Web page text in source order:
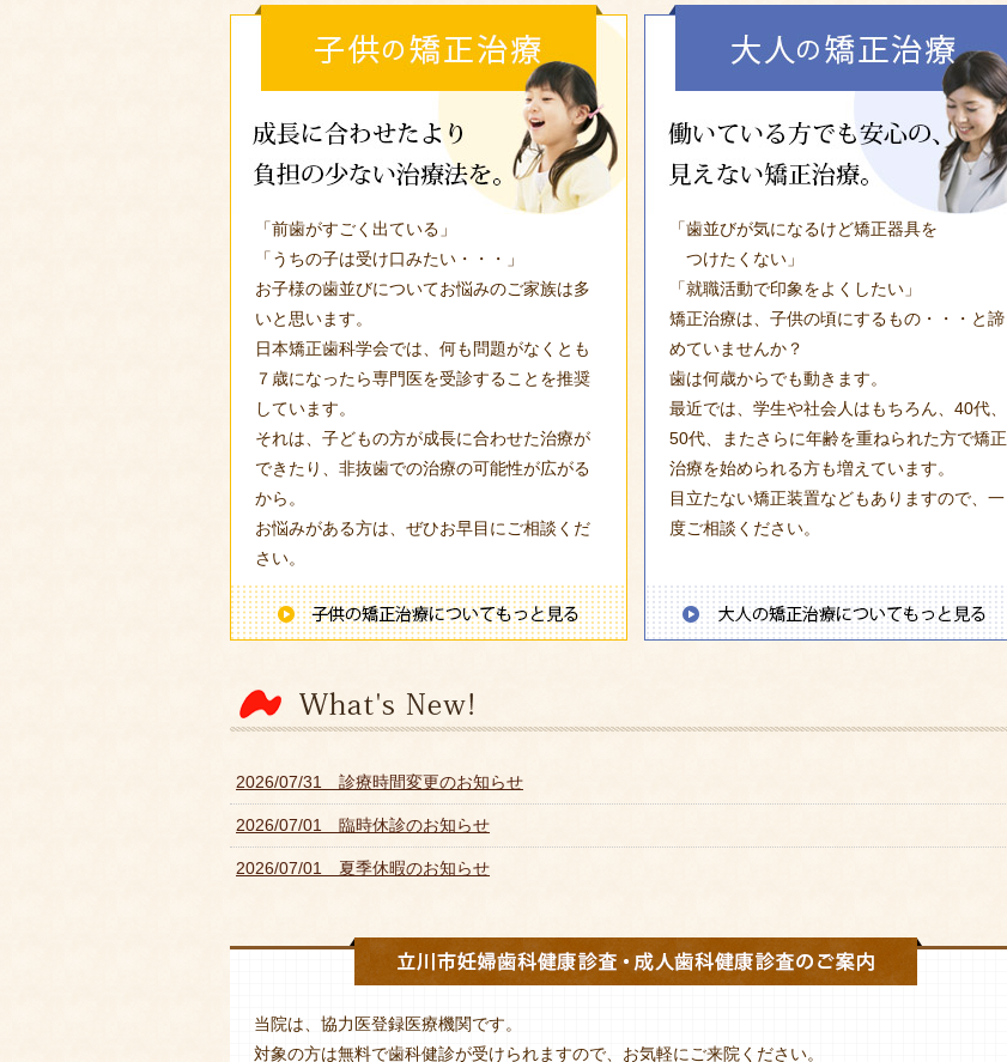
「前歯がすごく出ている」
「うちの子は受け口みたい・・・」
お子様の歯並びについてお悩みのご家族は多
いと思います。
日本矯正歯科学会では、何も問題がなくとも
７歳になったら専門医を受診することを推奨
しています。
それは、子どもの方が成長に合わせた治療が
できたり、非抜歯での治療の可能性が広がる
から。
お悩みがある方は、ぜひお早目にご相談くだ
さい。
「歯並びが気になるけど矯正器具を
つけたくない」
「就職活動で印象をよくしたい」
矯正治療は、子供の頃にするもの・・・と諦
めていませんか？
歯は何歳からでも動きます。
最近では、学生や社会人はもちろん、40代、
50代、またさらに年齢を重ねられた方で矯正
治療を始められる方も増えています。
目立たない矯正装置などもありますので、一
度ご相談ください。
2026/07/31 診療時間変更のお知らせ
2026/07/01 臨時休診のお知らせ
2026/07/01 夏季休暇のお知らせ
当院は、協力医登録医療機関です。
対象の方は無料で歯科健診が受けられますので、お気軽にご来院ください。